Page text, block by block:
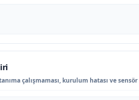
çalışmaması, kurulum hatası ve